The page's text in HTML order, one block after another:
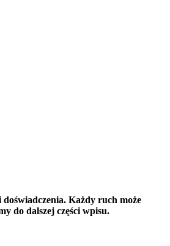
Każdy ruch może
do dalszej części wpisu.